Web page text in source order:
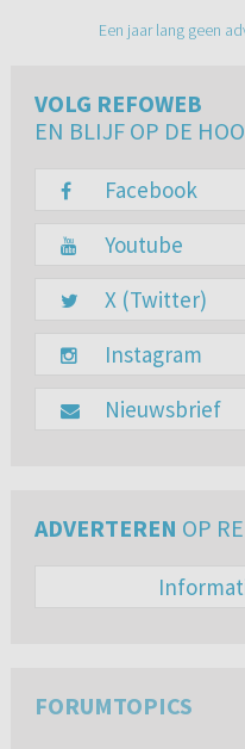
Een jaar lang geen
VOLG REFOWEB
EN BLIJF OP DE
Facebook
Youtube
X (Twitter)
Instagram
Nieuwsbrief
ADVERTEREN OP
FORUMTOPICS